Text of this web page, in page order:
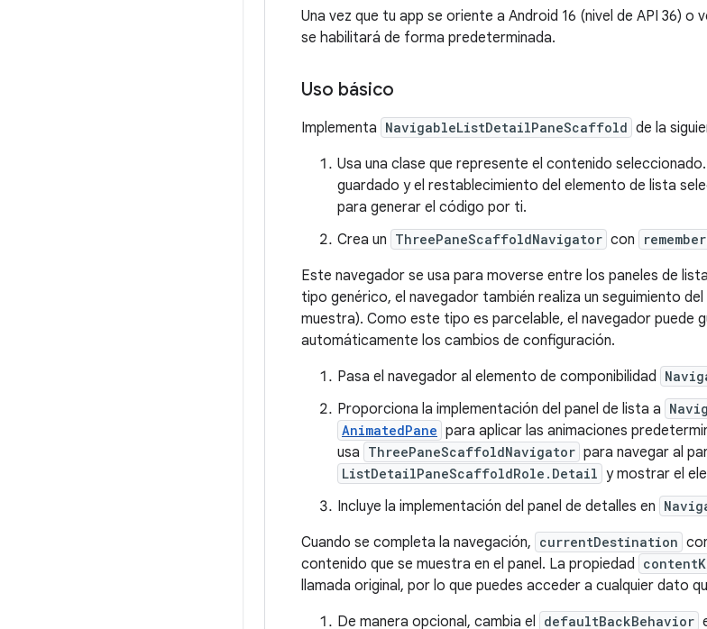
Una vez que tu app se oriente a Android 16 (nivel de API 36)
se habilitará de forma predeterminada.
Uso básico
Implementa NavigableListDetailPaneScaffold de la
Usa una clase que represente el contenido seleccionado.
guardado y el restablecimiento del elemento de lista
para generar el código por ti.
Crea un ThreePaneScaffoldNavigator con
Este navegador se usa para moverse entre los paneles de
tipo genérico, el navegador también realiza un seguimiento
muestra). Como este tipo es parcelable, el navegador
automáticamente los cambios de configuración.
Pasa el navegador al elemento de componibilidad
Proporciona la implementación del panel de lista a
AnimatedPane para aplicar las animaciones
usa ThreePaneScaffoldNavigator para navegar al
ListDetailPaneScaffoldRole.Detail y mostrar el
Incluye la implementación del panel de detalles en
Cuando se completa la navegación, currentDestination
contenido que se muestra en el panel. La propiedad
llamada original, por lo que puedes acceder a cualquier dato
De manera opcional, cambia el defaultBackBehavior